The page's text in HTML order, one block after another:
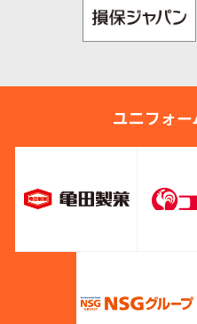
ユニフォ